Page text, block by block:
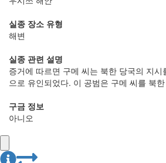
실종 장소 유형
해변
실종 관련 설명
증거에 따르면 구메 씨는 북한 당국의 지
으로 유인되었다. 이 공범은 구메 씨를 북
구금 정보
아니오